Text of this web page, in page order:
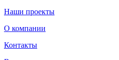
Наши проекты
О компании
Контакты